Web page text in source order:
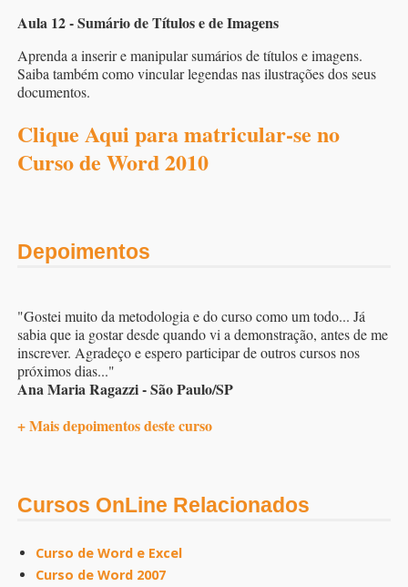
Aula 12 - Sumário de Títulos e de Imagens
Aprenda a inserir e manipular sumários de títulos e imagens.
Saiba também como vincular legendas nas ilustrações dos seus
documentos.
Clique Aqui para matricular-se no
Curso de Word 2010
Depoimentos
"Gostei muito da metodologia e do curso como um todo... Já
sabia que ia gostar desde quando vi a demonstração, antes de me
inscrever. Agradeço e espero participar de outros cursos nos
próximos dias..."
Ana Maria Ragazzi - São Paulo/SP
+ Mais depoimentos deste curso
Cursos OnLine Relacionados
Curso de Word e Excel
Curso de Word 2007